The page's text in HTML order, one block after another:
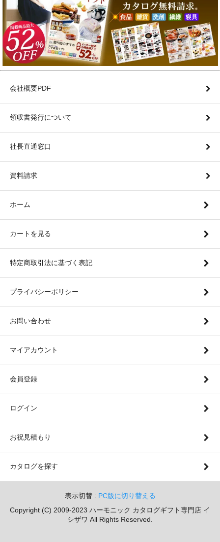
会社概要PDF
領収書発行について
社長直通窓口
資料請求
ホーム
カートを見る
特定商取引法に基づく表記
プライバシーポリシー
お問い合わせ
マイアカウント
会員登録
ログイン
お祝見積もり
カタログを探す
表示切替 : PC版に切り替える
Copyright (C) 2009-2023 ハーモニック カタログギフト専門店 イ
シザワ All Rights Reserved.